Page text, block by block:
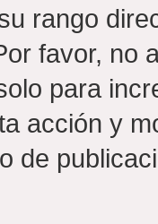
rango
favor, no
para
acción y
de